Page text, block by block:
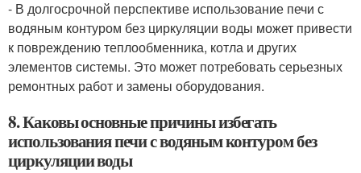
- В долгосрочной перспективе использование печи с
водяным контуром без циркуляции воды может привести
к повреждению теплообменника, котла и других
элементов системы. Это может потребовать серьезных
ремонтных работ и замены оборудования.
8. Каковы основные причины избегать
использования печи с водяным контуром без
циркуляции воды